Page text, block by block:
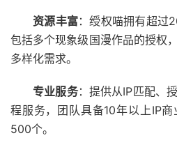
资源丰富：绶权喵拥有超过
包括多个现象级国漫作品的授权
多样化需求。
专业服务：提供从IP匹配、
程服务，团队具备10年以上IP
500个。